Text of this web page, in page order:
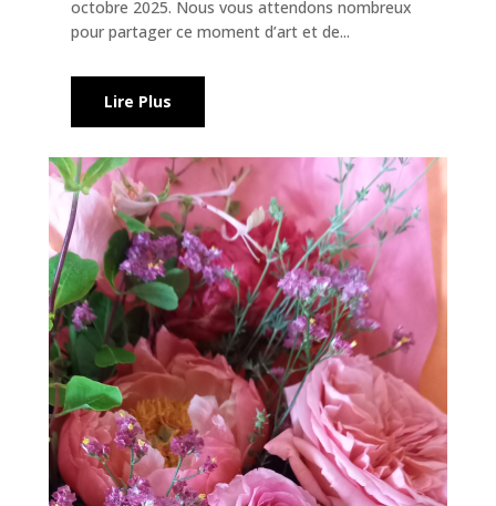
octobre 2025. Nous vous attendons nombreux
pour partager ce moment d’art et de...
Lire Plus